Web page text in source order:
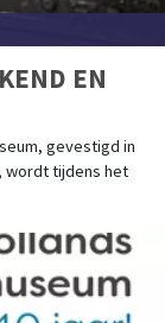
EN
gevestigd in
wordt tijdens het